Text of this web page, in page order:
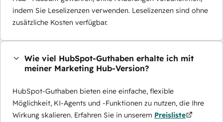
indem Sie Leselizenzen verwenden. Leselizenzen sind ohne
zusätzliche Kosten verfügbar.
Wie viel HubSpot-Guthaben erhalte ich mit
meiner Marketing Hub-Version?
HubSpot-Guthaben bieten eine einfache, flexible
Möglichkeit, KI-Agents und -Funktionen zu nutzen, die Ihre
Wirkung skalieren. Erfahren Sie in unserem Preisliste